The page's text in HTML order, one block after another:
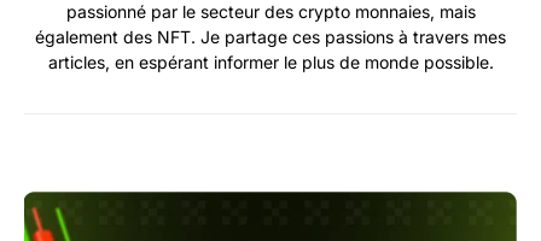
passionné par le secteur des crypto monnaies, mais
également des NFT. Je partage ces passions à travers mes
articles, en espérant informer le plus de monde possible.